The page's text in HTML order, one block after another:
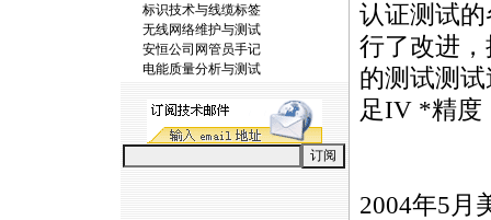
标识技术与线缆标签
无线网络维护与测试
安恒公司网管员手记
电能质量分析与测试
认证测试
行了改进
的测试测
足IV *精度
2004年5月